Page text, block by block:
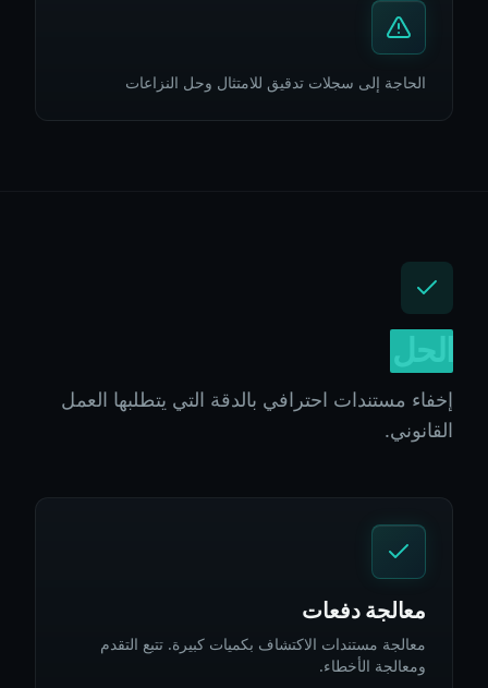
الحاجة إلى سجلات تدقيق للامتثال وحل النزاعات
إخفاء مستندات احترافي بالدقة التي يتطلبها العمل
القانوني.
معالجة دفعات
معالجة مستندات الاكتشاف بكميات كبيرة. تتبع التقدم
ومعالجة الأخطاء.